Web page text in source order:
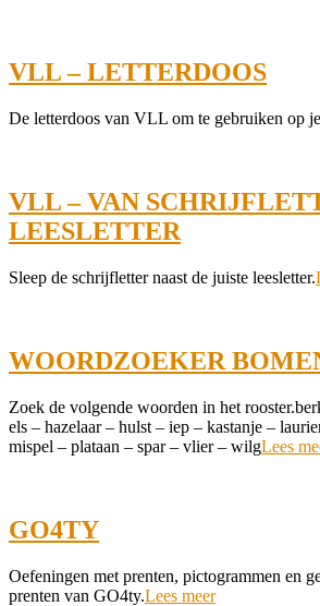
VLL – LETTERDOOS
2021-
De letterdoos van VLL om te gebruiken op
VLL – VAN
LEESLETTER
2021-
Sleep de schrijfletter naast de juiste leesletter.
WOORDZOEKER
2021-
10-
03
Zoek de volgende woorden in het
els – hazelaar – hulst – iep – kastanje –
mispel – plataan – spar – vlier – wilgLees
GO4TY
2021-
09-
Oefeningen met prenten, pictogrammen en
prenten van GO4ty.Lees meer